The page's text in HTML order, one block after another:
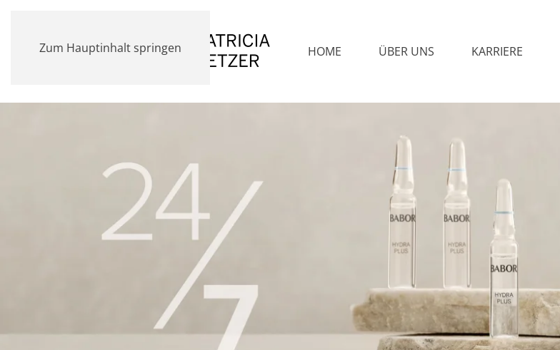
Zum Hauptinhalt springen HOME ÜBER UNS KARRIERE